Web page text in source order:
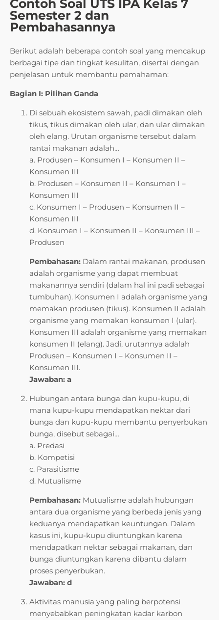
Contoh Soal UTS IPA Kelas 7
Semester 2 dan
Pembahasannya
Berikut adalah beberapa contoh soal yang mencakup
berbagai tipe dan tingkat kesulitan, disertai dengan
penjelasan untuk membantu pemahaman:
Bagian I: Pilihan Ganda
Di sebuah ekosistem sawah, padi dimakan oleh
tikus, tikus dimakan oleh ular, dan ular dimakan
oleh elang. Urutan organisme tersebut dalam
rantai makanan adalah…
a. Produsen – Konsumen I – Konsumen II –
Konsumen III
b. Produsen – Konsumen II – Konsumen I –
Konsumen III
c. Konsumen I – Produsen – Konsumen II –
Konsumen III
d. Konsumen I – Konsumen II – Konsumen III –
Produsen
Pembahasan: Dalam rantai makanan, produsen
adalah organisme yang dapat membuat
makanannya sendiri (dalam hal ini padi sebagai
tumbuhan). Konsumen I adalah organisme yang
memakan produsen (tikus). Konsumen II adalah
organisme yang memakan konsumen I (ular).
Konsumen III adalah organisme yang memakan
konsumen II (elang). Jadi, urutannya adalah
Produsen – Konsumen I – Konsumen II –
Konsumen III.
Jawaban: a
Hubungan antara bunga dan kupu-kupu, di
mana kupu-kupu mendapatkan nektar dari
bunga dan kupu-kupu membantu penyerbukan
bunga, disebut sebagai…
a. Predasi
b. Kompetisi
c. Parasitisme
d. Mutualisme
Pembahasan: Mutualisme adalah hubungan
antara dua organisme yang berbeda jenis yang
keduanya mendapatkan keuntungan. Dalam
kasus ini, kupu-kupu diuntungkan karena
mendapatkan nektar sebagai makanan, dan
bunga diuntungkan karena dibantu dalam
proses penyerbukan.
Jawaban: d
Aktivitas manusia yang paling berpotensi
menyebabkan peningkatan kadar karbon